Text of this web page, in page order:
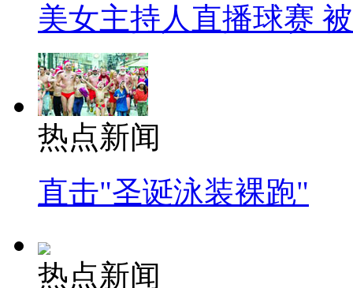
美女主持人直播球赛
热点新闻
直击"圣诞泳装裸跑"
热点新闻